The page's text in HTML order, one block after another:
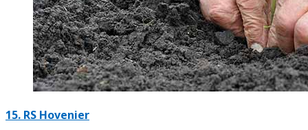
15. RS Hovenier